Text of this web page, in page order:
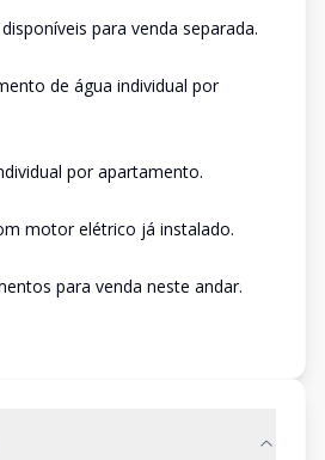
para venda separada.
de água individual por
por apartamento.
motor elétrico já instalado.
para venda neste andar.